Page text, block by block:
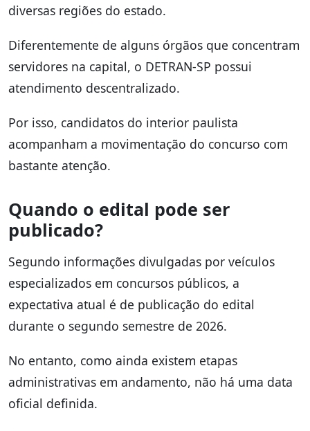
diversas regiões do estado.
Diferentemente de alguns órgãos que concentram
servidores na capital, o DETRAN-SP possui
atendimento descentralizado.
Por isso, candidatos do interior paulista
acompanham a movimentação do concurso com
bastante atenção.
Quando o edital pode ser
publicado?
Segundo informações divulgadas por veículos
especializados em concursos públicos, a
expectativa atual é de publicação do edital
durante o segundo semestre de 2026.
No entanto, como ainda existem etapas
administrativas em andamento, não há uma data
oficial definida.